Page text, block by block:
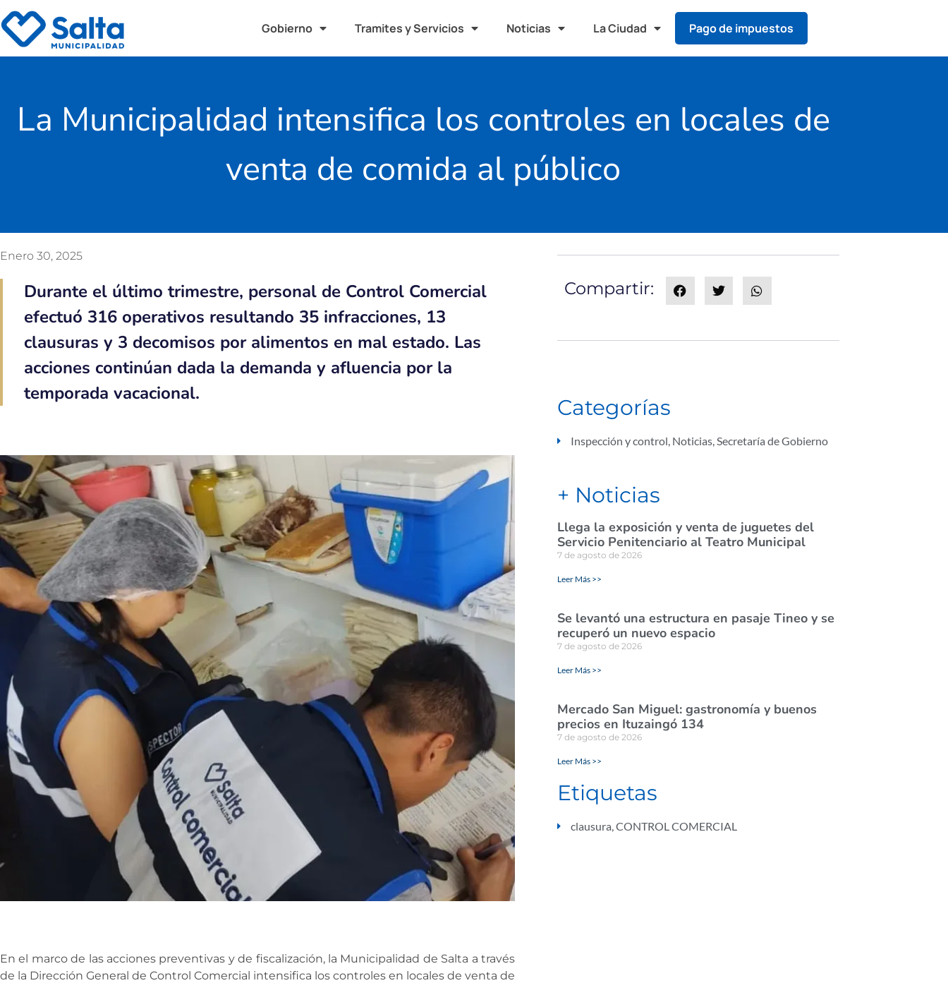
Gobierno Tramites y Servicios Noticias La Ciudad Pago de impuestos
La Municipalidad intensifica los controles en locales de
venta de comida al público
Enero 30, 2025
Durante el último trimestre, personal de Control Comercial
efectuó 316 operativos resultando 35 infracciones, 13
clausuras y 3 decomisos por alimentos en mal estado. Las
acciones continúan dada la demanda y afluencia por la
temporada vacacional.
En el marco de las acciones preventivas y de fiscalización, la Municipalidad de Salta a través
de la Dirección General de Control Comercial intensifica los controles en locales de venta de
Compartir:
Categorías
Inspección y control, Noticias,Secretaría de Gobierno
+ Noticias
Llega la exposición y venta de juguetes del
Servicio Penitenciario al Teatro Municipal
7 de agosto de 2026
Leer Más >>
Se levantó una estructura en pasaje Tineo y se
recuperó un nuevo espacio
7 de agosto de 2026
Leer Más >>
Mercado San Miguel: gastronomía y buenos
precios en Ituzaingó 134
7 de agosto de 2026
Leer Más >>
Etiquetas
clausura,CONTROL COMERCIAL